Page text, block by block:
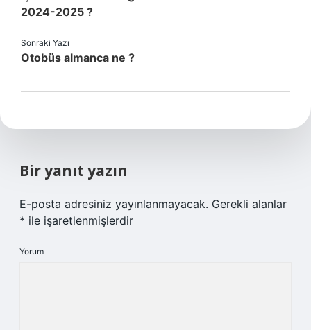
2024-2025 ?
Sonraki Yazı
Otobüs almanca ne ?
Bir yanıt yazın
E-posta adresiniz yayınlanmayacak. Gerekli alanlar
* ile işaretlenmişlerdir
Yorum